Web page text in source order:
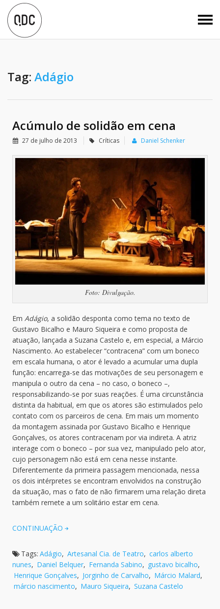
Tag: Adágio
Acúmulo de solidão em cena
27 de julho de 2013 Críticas Daniel Schenker
Foto: Divulgação.
Em Adágio, a solidão desponta como tema no texto de
Gustavo Bicalho e Mauro Siqueira e como proposta de
atuação, lançada a Suzana Castelo e, em especial, a Márcio
Nascimento. Ao estabelecer “contracena” com um boneco
em escala humana, o ator é levado a acumular uma dupla
função: encarrega-se das motivações de seu personagem e
manipula o outro da cena – no caso, o boneco –,
responsabilizando-se por suas reações. É uma circunstância
distinta da habitual, em que os atores são estimulados pelo
contato com os parceiros de cena. Em mais um momento
da montagem assinada por Gustavo Bicalho e Henrique
Gonçalves, os atores contracenam por via indireta. A atriz
interage com o boneco – por sua vez, manipulado pelo ator,
cujo personagem não está em cena nesse instante.
Diferentemente da primeira passagem mencionada, nessa
os dois intérpretes se encontram envolvidos na construção
da situação, mas o fato de não firmarem uma relação direta
também remete a um solitário estar em cena.
CONTINUAÇÃO
Tags: Adágio, Artesanal Cia. de Teatro, carlos alberto
nunes, Daniel Belquer, Fernanda Sabino, gustavo bicalho,
Henrique Gonçalves, Jorginho de Carvalho, Márcio Malard,
márcio nascimento, Mauro Siqueira, Suzana Castelo